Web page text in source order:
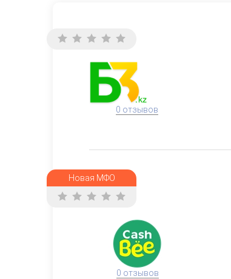
0 отзывов
Новая МФО
0 отзывов